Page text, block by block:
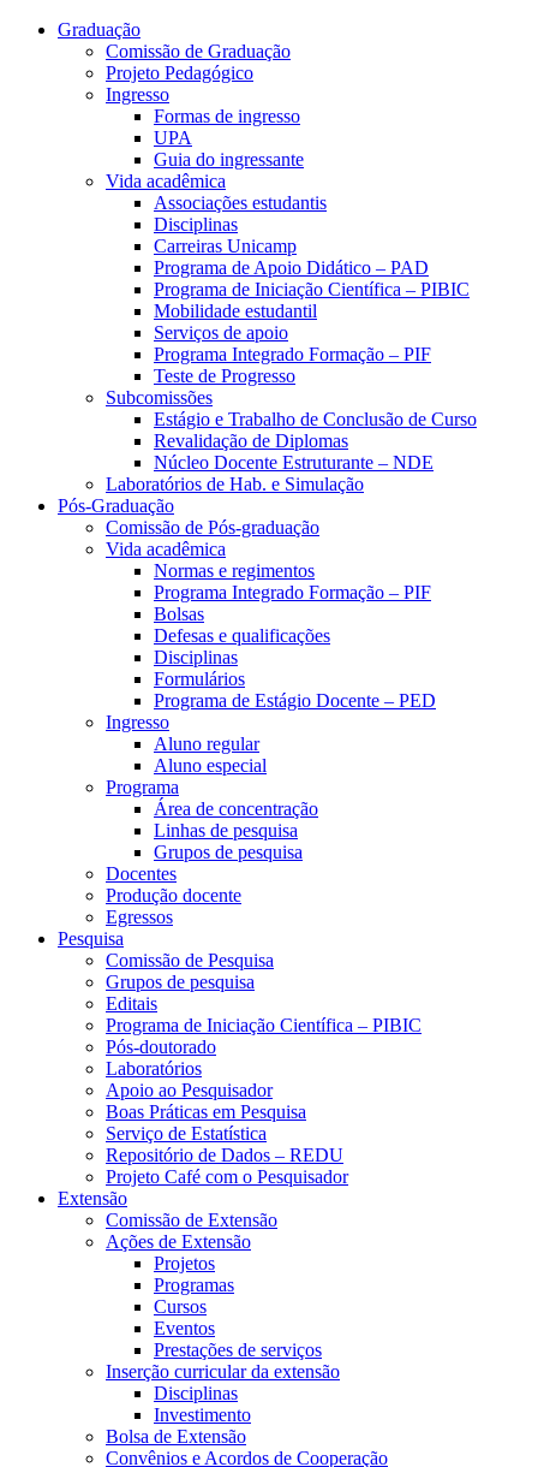
Graduação
Comissão de Graduação
Projeto Pedagógico
Ingresso
Formas de ingresso
UPA
Guia do ingressante
Vida acadêmica
Associações estudantis
Disciplinas
Carreiras Unicamp
Programa de Apoio Didático – PAD
Programa de Iniciação Científica – PIBIC
Mobilidade estudantil
Serviços de apoio
Programa Integrado Formação – PIF
Teste de Progresso
Subcomissões
Estágio e Trabalho de Conclusão de Curso
Revalidação de Diplomas
Núcleo Docente Estruturante – NDE
Laboratórios de Hab. e Simulação
Pós-Graduação
Comissão de Pós-graduação
Vida acadêmica
Normas e regimentos
Programa Integrado Formação – PIF
Bolsas
Defesas e qualificações
Disciplinas
Formulários
Programa de Estágio Docente – PED
Ingresso
Aluno regular
Aluno especial
Programa
Área de concentração
Linhas de pesquisa
Grupos de pesquisa
Docentes
Produção docente
Egressos
Pesquisa
Comissão de Pesquisa
Grupos de pesquisa
Editais
Programa de Iniciação Científica – PIBIC
Pós-doutorado
Laboratórios
Apoio ao Pesquisador
Boas Práticas em Pesquisa
Serviço de Estatística
Repositório de Dados – REDU
Projeto Café com o Pesquisador
Extensão
Comissão de Extensão
Ações de Extensão
Projetos
Programas
Cursos
Eventos
Prestações de serviços
Inserção curricular da extensão
Disciplinas
Investimento
Bolsa de Extensão
Convênios e Acordos de Cooperação